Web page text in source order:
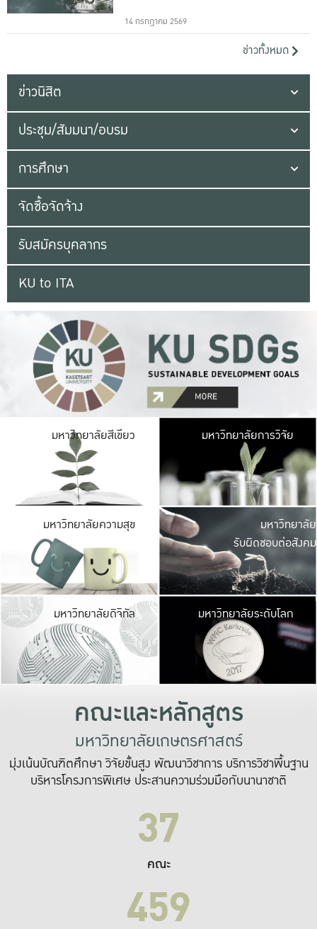
14 กรกฎาคม 2569
ข่าวทั้งหมด
ข่าวนิสิต
ประชุม/สัมมนา/อบรม
การศึกษา
จัดซื้อจัดจ้าง
รับสมัครบุคลากร
KU to ITA
มหาวิทยาลัยสีเขียว มหาวิ
มีพื้นที่เขียวสดใส
เป็นป่าในเมือง เกษต
มหาวิทยาลัยการวิจัย
มหาวิทยาลัยความสุข มหาวิ
ค
เปิดประ
และพบเรื่องราวใ
มหาวิทยาลัย
รับผิดชอบต่อสังคม
มหาวิทยาลัยดิจิทัล มหาวิ
เปลี่ยนแปลง แล
เพื่อทำง
ระบบสารสนเทศ
มหาวิทยาลัยระดับโลก
คณะและหลักสูตร
มหาวิทยาลัยเกษตรศาสตร์
มุ่งเน้นบัณฑิตศึกษา วิจัยขั้นสูง พัฒนาวิชาการ บริการวิชาพื้นฐาน
บริหารโครงการพิเศษ ประสานความร่วมมือกับนานาชาติ
37
คณะ
459